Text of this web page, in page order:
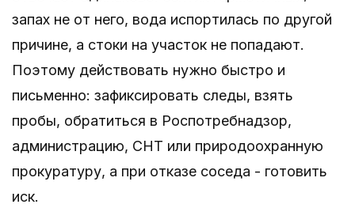
запах не от него, вода испортилась по другой
причине, а стоки на участок не попадают.
Поэтому действовать нужно быстро и
письменно: зафиксировать следы, взять
пробы, обратиться в Роспотребнадзор,
администрацию, СНТ или природоохранную
прокуратуру, а при отказе соседа - готовить
иск.